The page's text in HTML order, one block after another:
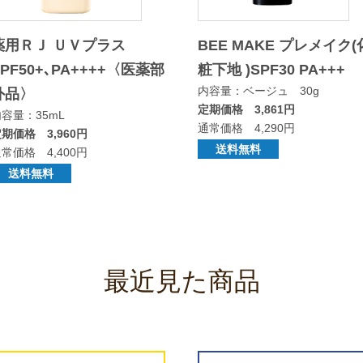
用ＲＪ ＵＶプラス
､PA++++〈医薬部
〉
量：35mL
期価格 3,960円
常価格 4,400円
送料無料
BEE MAKE プレメイク(
粧下地 )SPF30 PA+++
内容量：ベージュ 30g
定期価格 3,861円
通常価格 4,290円
送料無料
最近見た商品